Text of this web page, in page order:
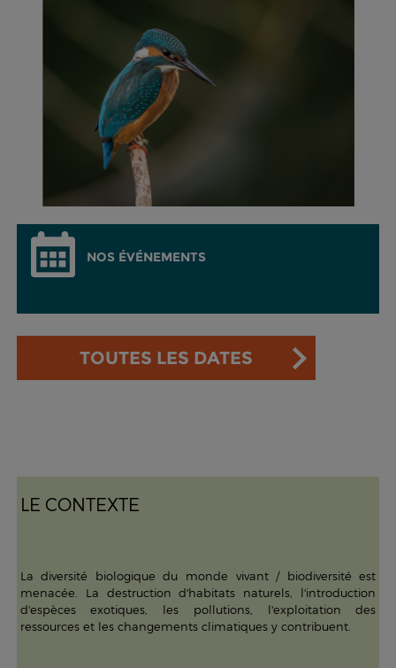
NOS ÉVÉNEMENTS
TOUTES LES DATES
LE CONTEXTE
La diversité biologique du monde vivant / biodiversité est
menacée. La destruction d'habitats naturels, l'introduction
d'espèces exotiques, les pollutions, l'exploitation des
ressources et les changements climatiques y contribuent.